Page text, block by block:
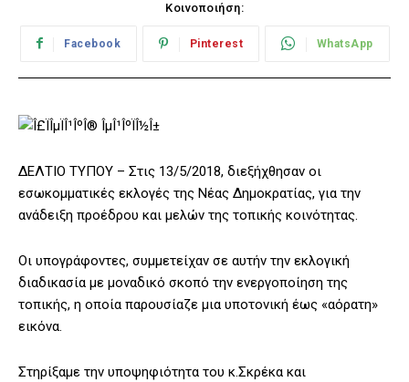
Κοινοποιήση:
Facebook Pinterest WhatsApp
ΔΕΛΤΙΟ ΤΥΠΟΥ – Στις 13/5/2018, διεξήχθησαν οι
εσωκομματικές εκλογές της Νέας Δημοκρατίας, για την
ανάδειξη προέδρου και μελών της τοπικής κοινότητας.
Οι υπογράφοντες, συμμετείχαν σε αυτήν την εκλογική
διαδικασία με μοναδικό σκοπό την ενεργοποίηση της
τοπικής, η οποία παρουσίαζε μια υποτονική έως «αόρατη»
εικόνα.
Στηρίξαμε την υποψηφιότητα του κ.Σκρέκα και